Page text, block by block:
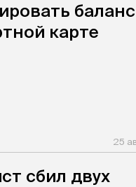
баланс
карте
25
сбил двух